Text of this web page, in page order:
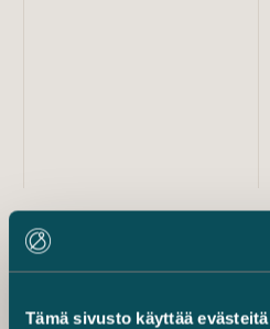
Tämä sivusto käyttää evästeitä